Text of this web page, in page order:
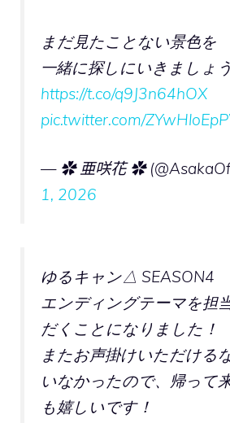
まだ見たことない景色を
一緒に探しにいきましょ
https://t.co/q9J3n64hOX
pic.twitter.com/
— ✿ 亜咲花 ✿
1, 2026
ゆるキャン△ SEASON4
エンディングテーマを担
だくことになりました！
またお声掛けいただける
いなかったので、帰って
も嬉しいです！